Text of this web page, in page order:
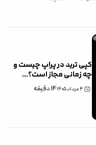
کپی ترید در پراپ چیست و
چه زمانی مجاز است؟...
۴ مرداد ۱۴۰۵ 14دقیقه